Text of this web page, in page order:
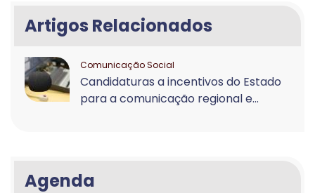
Artigos Relacionados
Comunicação Social
Candidaturas a incentivos do Estado
para a comunicação regional e...
Agenda